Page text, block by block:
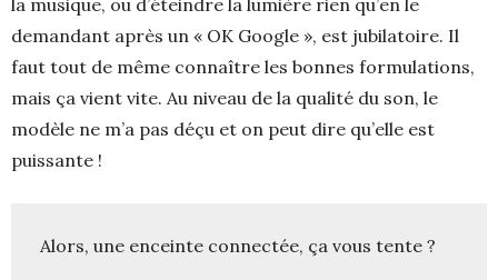
la musique, ou d’éteindre la lumière rien qu’en le
demandant après un « OK Google », est jubilatoire. Il
faut tout de même connaître les bonnes formulations,
mais ça vient vite. Au niveau de la qualité du son, le
modèle ne m’a pas déçu et on peut dire qu’elle est
puissante !
Alors, une enceinte connectée, ça vous tente ?